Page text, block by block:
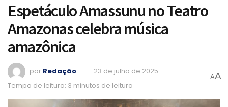
Espetáculo Amassunu no Teatro
Amazonas celebra música
amazônica
por Redação
23 de julho de 2025
Tempo de leitura: 3 minutos de leitura
AA